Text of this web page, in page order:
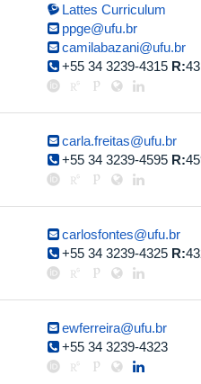
Lattes Curriculum
ppge@ufu.br
camilabazani@ufu.br
+55 34 3239-4315 R:
carla.freitas@ufu.br
+55 34 3239-4595 R:
carlosfontes@ufu.br
+55 34 3239-4325 R:
ewferreira@ufu.br
+55 34 3239-4323